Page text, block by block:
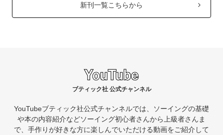
新刊一覧こちらから
ブティック社 公式チャンネル
YouTubeブティック社公式チャンネルでは、ソーイングの基礎
や本の内容紹介などソーイング初心者さんから上級者さんま
で、手作りが好きな方に楽しんでいただける動画をご紹介して